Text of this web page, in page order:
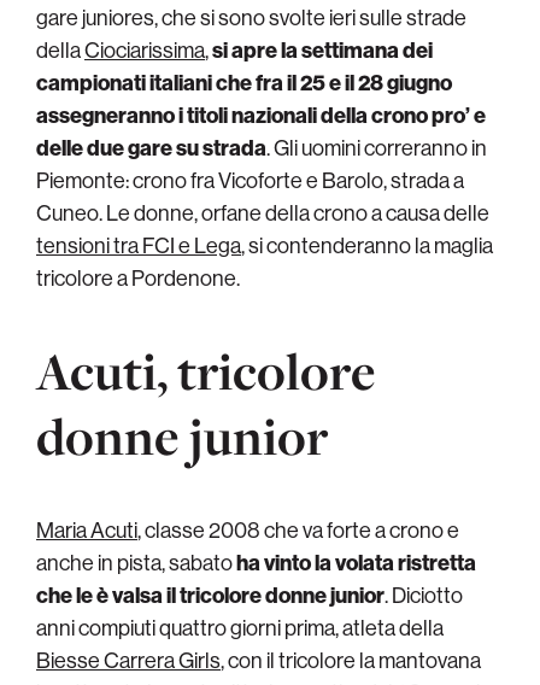
gare juniores, che si sono svolte ieri sulle strade
dellaCiociarissima,si apre la settimana dei
campionati italiani che fra il 25 e il 28 giugno
assegneranno i titoli nazionali della crono pro’ e
delle due gare su strada. Gli uomini correranno in
Piemonte: crono fra Vicoforte e Barolo, strada a
Cuneo. Le donne, orfane della crono a causa delle
tensioni tra FCI e Lega, si contenderanno la maglia
tricolore a Pordenone.
Acuti, tricolore
donne junior
Maria Acuti, classe 2008 che va forte a crono e
anche in pista, sabatoha vinto la volata ristretta
che le è valsa il tricolore donne junior. Diciotto
anni compiuti quattro giorni prima, atleta della
Biesse Carrera Girls, con il tricolore la mantovana